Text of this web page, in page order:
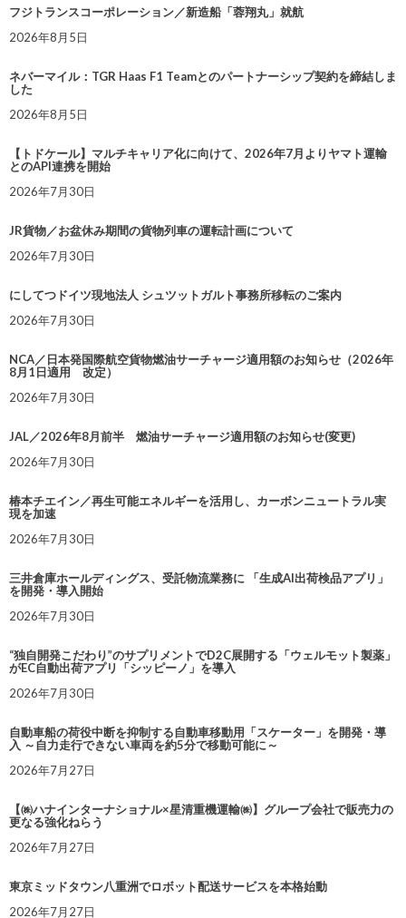
フジトランスコーポレーション／新造船「蓉翔丸」就航
2026年8月5日
ネバーマイル：TGR Haas F1 Teamとのパートナーシップ契約を締結しま
した
2026年8月5日
【トドケール】マルチキャリア化に向けて、2026年7月よりヤマト運輸
とのAPI連携を開始
2026年7月30日
JR貨物／お盆休み期間の貨物列車の運転計画について
2026年7月30日
にしてつドイツ現地法人 シュツットガルト事務所移転のご案内
2026年7月30日
NCA／日本発国際航空貨物燃油サーチャージ適用額のお知らせ（2026年
8月1日適用 改定）
2026年7月30日
JAL／2026年8月前半 燃油サーチャージ適用額のお知らせ(変更)
2026年7月30日
椿本チエイン／再生可能エネルギーを活用し、カーボンニュートラル実
現を加速
2026年7月30日
三井倉庫ホールディングス、受託物流業務に 「生成AI出荷検品アプリ」
を開発・導入開始
2026年7月30日
“独自開発こだわり”のサプリメントでD2C展開する「ウェルモット製薬」
がEC自動出荷アプリ「シッピーノ」を導入
2026年7月30日
自動車船の荷役中断を抑制する自動車移動用「スケーター」を開発・導
入 ～自力走行できない車両を約5分で移動可能に～
2026年7月27日
【㈱ハナインターナショナル×星清重機運輸㈱】グループ会社で販売力の
更なる強化ねらう
2026年7月27日
東京ミッドタウン八重洲でロボット配送サービスを本格始動
2026年7月27日